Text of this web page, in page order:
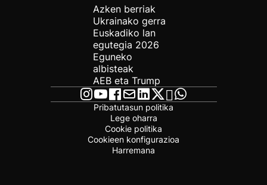
Azken berriak
Ukrainako gerra
Euskadiko lan
egutegia 2026
Eguneko
albisteak
AEB eta Trump
Pribatutasun politika
Lege oharra
Cookie politika
Cookieen konfigurazioa
Harremana